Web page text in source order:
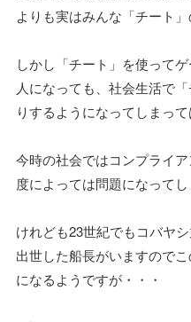
よりも実はみんな「チート
しかし「チート」を使って
人になっても、社会生活で
りするようになってしまって
今時の社会ではコンプライ
度によっては問題になってし
けれども23世紀でもコバヤ
出世した船長がいますので
になるようですが・・・